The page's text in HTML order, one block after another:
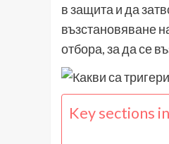
в защита и да
възстановяване
отбора, за да се
Key sections